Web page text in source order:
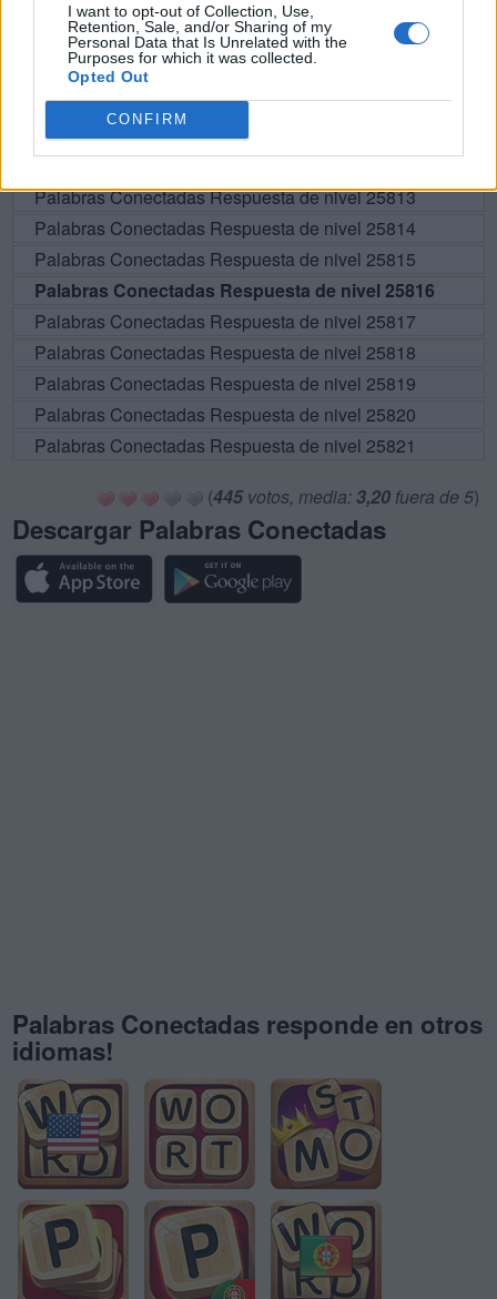
I want to opt-out of Collection, Use,
Retention, Sale, and/or Sharing of my
Personal Data that Is Unrelated with the
Purposes for which it was collected.
Opted Out
CONFIRM
RESPUESTAS
Por favor seleccione los niveles:
Palabras Conectadas Respuesta de nivel 25811
Palabras Conectadas Respuesta de nivel 25813
Palabras Conectadas Respuesta de nivel 25814
Palabras Conectadas Respuesta de nivel 25815
Palabras Conectadas Respuesta de nivel 25816
Palabras Conectadas Respuesta de nivel 25817
Palabras Conectadas Respuesta de nivel 25818
Palabras Conectadas Respuesta de nivel 25819
Palabras Conectadas Respuesta de nivel 25820
Palabras Conectadas Respuesta de nivel 25821
(445votos, media: 3,20 fuera de 5)
Descargar Palabras Conectadas
Palabras Conectadas responde en otros
idiomas!